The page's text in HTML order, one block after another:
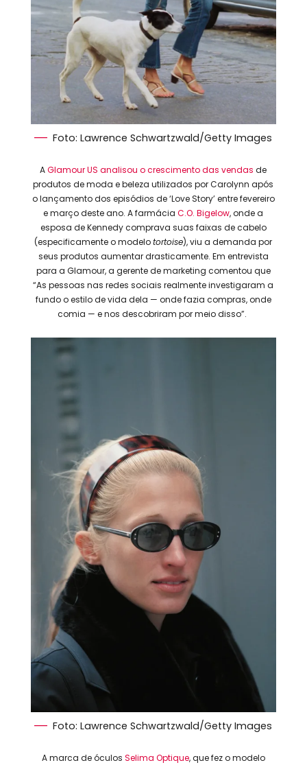
Foto: Lawrence Schwartzwald/Getty Images
AGlamour US analisou o crescimento das vendas de
produtos de moda e beleza utilizados por Carolynn após
o lançamento dos episódios de ‘Love Story’ entre fevereiro
e março deste ano. A farmáciaC.O. Bigelow, onde a
esposa de Kennedy comprava suas faixas de cabelo
(especificamente o modelotortoise), viu a demanda por
seus produtos aumentar drasticamente. Em entrevista
para a Glamour, a gerente de marketing comentou que
“As pessoas nas redes sociais realmente investigaram a
fundo o estilo de vida dela — onde fazia compras, onde
comia — e nos descobriram por meio disso”.
Foto: Lawrence Schwartzwald/Getty Images
A marca de óculos Selima Optique, que fez o modelo